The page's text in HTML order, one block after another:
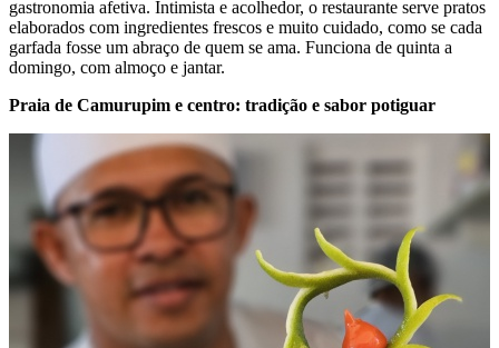
gastronomia afetiva. Intimista e acolhedor, o restaurante serve pratos
elaborados com ingredientes frescos e muito cuidado, como se cada
garfada fosse um abraço de quem se ama. Funciona de quinta a
domingo, com almoço e jantar.
Praia de Camurupim e centro: tradição e sabor potiguar